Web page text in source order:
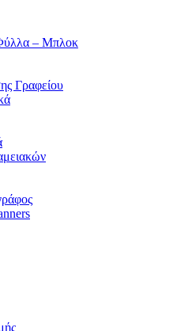
– Μπλοκ
Γραφείου